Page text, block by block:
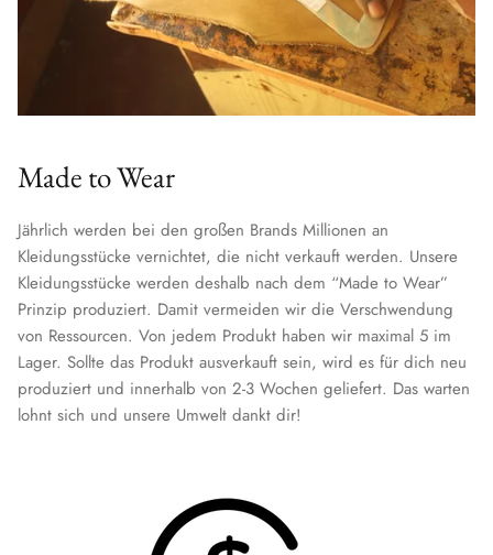
Made to Wear
Jährlich werden bei den großen Brands Millionen an
Kleidungsstücke vernichtet, die nicht verkauft werden. Unsere
Kleidungsstücke werden deshalb nach dem “Made to Wear”
Prinzip produziert. Damit vermeiden wir die Verschwendung
von Ressourcen. Von jedem Produkt haben wir maximal 5 im
Lager. Sollte das Produkt ausverkauft sein, wird es für dich neu
produziert und innerhalb von 2-3 Wochen geliefert. Das warten
lohnt sich und unsere Umwelt dankt dir!